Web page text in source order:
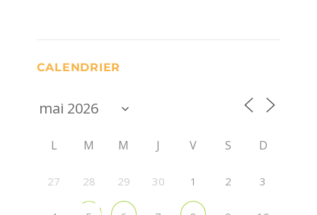
CALENDRIER
L M M J V S D
27 28 29 30 1 2 3